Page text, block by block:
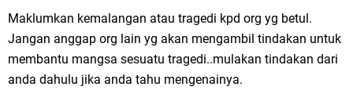
Maklumkan kemalangan atau tragedi kpd org yg betul.
Jangan anggap org lain yg akan mengambil tindakan untuk
membantu mangsa sesuatu tragedi..mulakan tindakan dari
anda dahulu jika anda tahu mengenainya.